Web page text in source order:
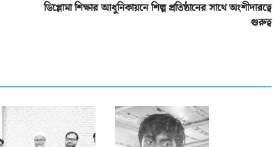
ডিপ্লোমা শিক্ষার আধুনিকায়নে শিল্প প্রতিষ্ঠানের সাথে অংশীদারত্বে
গুরুত্ব